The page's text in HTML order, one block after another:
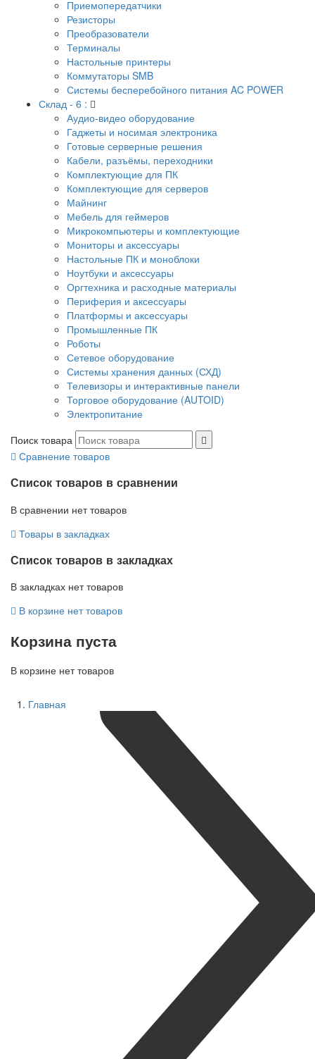
Приемопередатчики
Резисторы
Преобразователи
Терминалы
Настольные принтеры
Коммутаторы SMB
Системы бесперебойного питания AC POWER
Склад - 6 :
Аудио-видео оборудование
Гаджеты и носимая электроника
Готовые серверные решения
Кабели, разъёмы, переходники
Комплектующие для ПК
Комплектующие для серверов
Майнинг
Мебель для геймеров
Микрокомпьютеры и комплектующие
Мониторы и аксессуары
Настольные ПК и моноблоки
Ноутбуки и аксессуары
Оргтехника и расходные материалы
Периферия и аксессуары
Платформы и аксессуары
Промышленные ПК
Роботы
Сетевое оборудование
Системы хранения данных (СХД)
Телевизоры и интерактивные панели
Торговое оборудование (AUTOID)
Электропитание
Поиск товара
Сравнение товаров
Список товаров в сравнении
В сравнении нет товаров
Товары в закладках
Список товаров в закладках
В закладках нет товаров
В корзине нет товаров
Корзина пуста
В корзине нет товаров
Главная